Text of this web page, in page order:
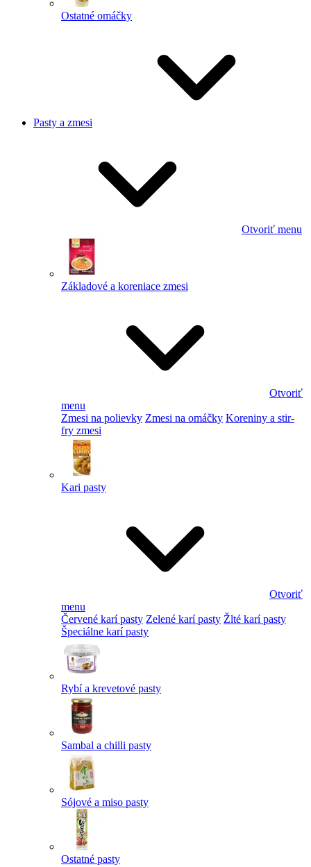
Ostatné omáčky
Pasty a zmesi
Otvoriť menu
Základové a koreniace zmesi
Otvoriť
menu
Zmesi na polievky Zmesi na omáčky Koreniny a stir-
fry zmesi
Kari pasty
Otvoriť
menu
Červené karí pasty Zelené karí pasty Žlté karí pasty
Špeciálne karí pasty
Rybí a krevetové pasty
Sambal a chilli pasty
Sójové a miso pasty
Ostatné pasty